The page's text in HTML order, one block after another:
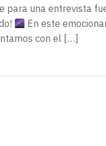
para una entrevista
En este
con el […]